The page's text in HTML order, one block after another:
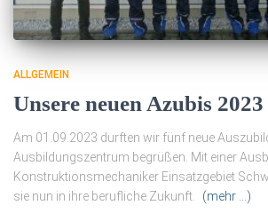
ALLGEMEIN
Unsere neuen Azubis 2023
Am 01.09.2023 durften wir fünf neue
Ausbildungszentrum begrüßen. Mit einer
Konstruktionsmechaniker Einsatzgebiet
sie nun in ihre berufliche Zukunft.
(mehr …)